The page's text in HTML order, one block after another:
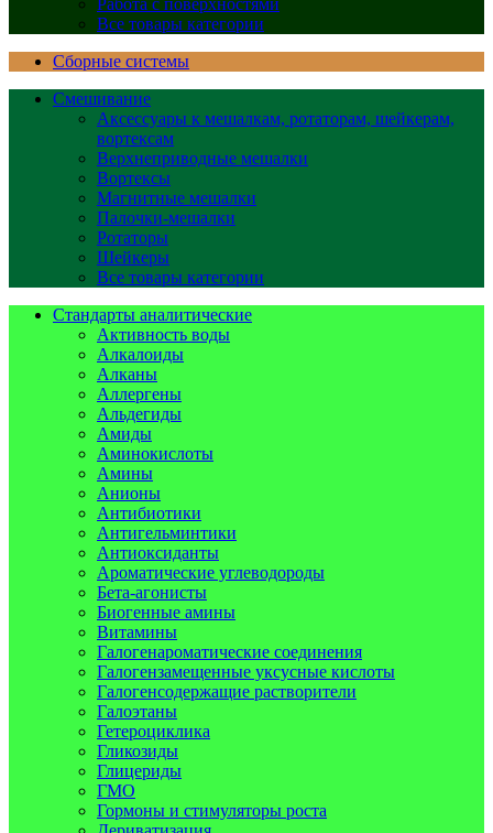
Работа с поверхностями
Все товары категории
Сборные системы
Смешивание
Аксессуары к мешалкам, ротаторам, шейкерам,
вортексам
Верхнеприводные мешалки
Вортексы
Магнитные мешалки
Палочки-мешалки
Ротаторы
Шейкеры
Все товары категории
Стандарты аналитические
Активность воды
Алкалоиды
Алканы
Аллергены
Альдегиды
Амиды
Аминокислоты
Амины
Анионы
Антибиотики
Антигельминтики
Антиоксиданты
Ароматические углеводороды
Бета-агонисты
Биогенные амины
Витамины
Галогенароматические соединения
Галогензамещенные уксусные кислоты
Галогенсодержащие растворители
Галоэтаны
Гетероциклика
Гликозиды
Глицериды
ГМО
Гормоны и стимуляторы роста